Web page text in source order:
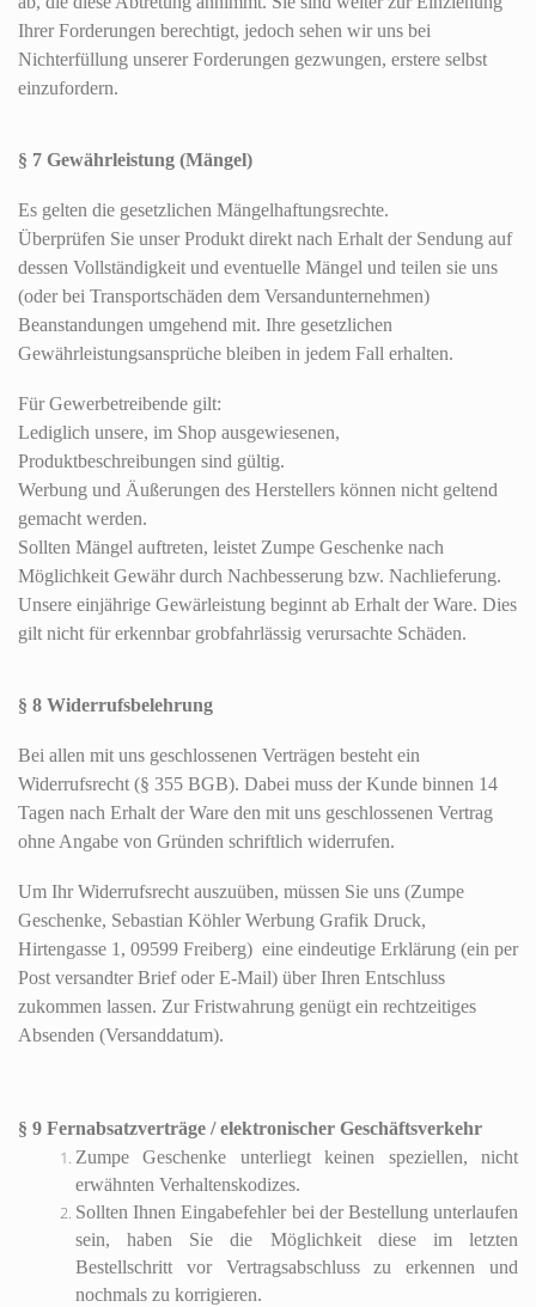
Ihrer Forderungen berechtigt, jedoch sehen wir uns bei
Nichterfüllung unserer Forderungen gezwungen, erstere selbst
einzufordern.
§ 7 Gewährleistung (Mängel)
Es gelten die gesetzlichen Mängelhaftungsrechte.
Überprüfen Sie unser Produkt direkt nach Erhalt der Sendung auf
dessen Vollständigkeit und eventuelle Mängel und teilen sie uns
(oder bei Transportschäden dem Versandunternehmen)
Beanstandungen umgehend mit. Ihre gesetzlichen
Gewährleistungsansprüche bleiben in jedem Fall erhalten.
Für Gewerbetreibende gilt:
Lediglich unsere, im Shop ausgewiesenen,
Produktbeschreibungen sind gültig.
Werbung und Äußerungen des Herstellers können nicht geltend
gemacht werden.
Sollten Mängel auftreten, leistet Zumpe Geschenke nach
Möglichkeit Gewähr durch Nachbesserung bzw. Nachlieferung.
Unsere einjährige Gewärleistung beginnt ab Erhalt der Ware. Dies
gilt nicht für erkennbar grobfahrlässig verursachte Schäden.
§ 8 Widerrufsbelehrung
Bei allen mit uns geschlossenen Verträgen besteht ein
Widerrufsrecht (§ 355 BGB). Dabei muss der Kunde binnen 14
Tagen nach Erhalt der Ware den mit uns geschlossenen Vertrag
ohne Angabe von Gründen schriftlich widerrufen.
Um Ihr Widerrufsrecht auszuüben, müssen Sie uns (Zumpe
Geschenke, Sebastian Köhler Werbung Grafik Druck,
Hirtengasse 1, 09599 Freiberg) eine eindeutige Erklärung (ein per
Post versandter Brief oder E-Mail) über Ihren Entschluss
zukommen lassen. Zur Fristwahrung genügt ein rechtzeitiges
Absenden (Versanddatum).
§ 9 Fernabsatzverträge / elektronischer Geschäftsverkehr
Zumpe Geschenke unterliegt keinen speziellen, nicht
erwähnten Verhaltenskodizes.
Sollten Ihnen Eingabefehler bei der Bestellung unterlaufen
sein, haben Sie die Möglichkeit diese im letzten
Bestellschritt vor Vertragsabschluss zu erkennen und
nochmals zu korrigieren.